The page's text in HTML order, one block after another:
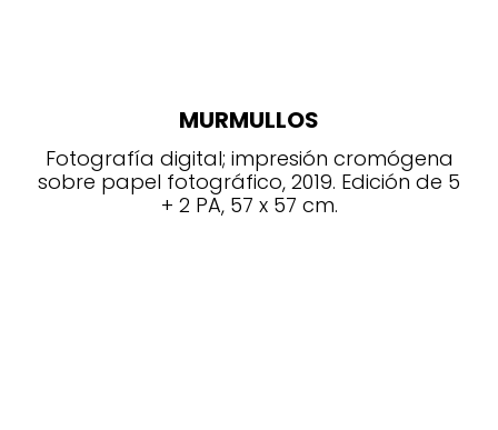
MURMULLOS
Fotografía digital; impresión cromógena
sobre papel fotográfico, 2019. Edición de 5
+ 2 PA, 57 x 57 cm.